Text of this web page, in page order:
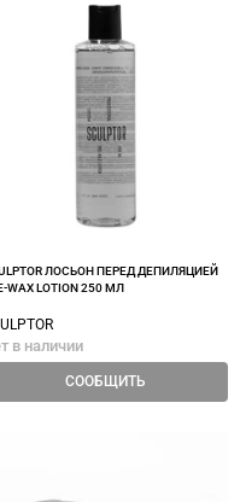
ЛОСЬОН ПЕРЕД ДЕПИЛЯЦИЕЙ
WAX LOTION 250 МЛ
в наличии
СООБЩИТЬ